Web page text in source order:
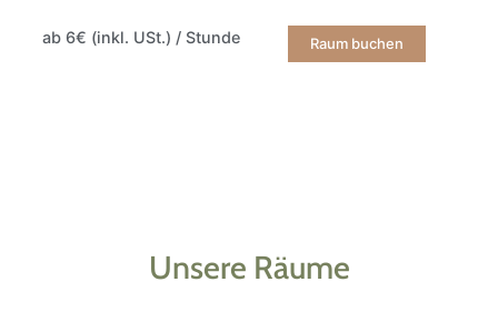
ab 6€ (inkl. USt.) / Stunde Raum buchen
Unsere Räume